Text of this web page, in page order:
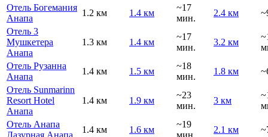
Отель Богемания
Анапа
1.2 км 1.4 км
~17
мин.
2.4 км
Отель 3
Мушкетера
Анапа
1.3 км 1.4 км
~17
мин.
3.2 км
Отель Рузанна
Анапа
1.4 км 1.5 км
~18
мин.
1.8 км
Отель Sunmarinn
Resort Hotel
Анапа
1.4 км 1.9 км
~23
мин.
3 км
Отель Анапа
Лазурная Анапа
1.4 км 1.6 км
~19
мин.
2.1 км